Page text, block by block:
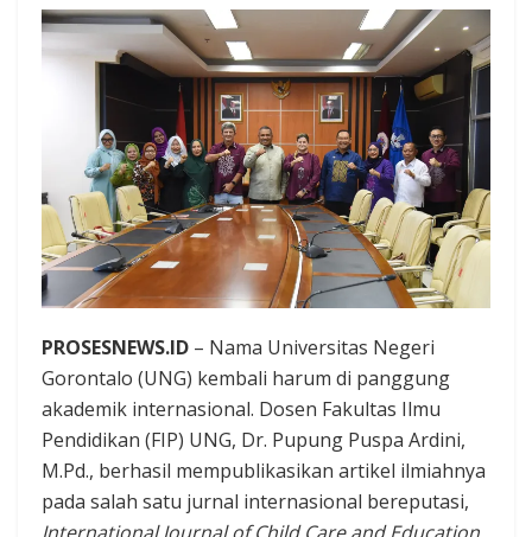
PROSESNEWS.ID – Nama Universitas Negeri
Gorontalo (UNG) kembali harum di panggung
akademik internasional. Dosen Fakultas Ilmu
Pendidikan (FIP) UNG, Dr. Pupung Puspa Ardini,
M.Pd., berhasil mempublikasikan artikel ilmiahnya
pada salah satu jurnal internasional bereputasi,